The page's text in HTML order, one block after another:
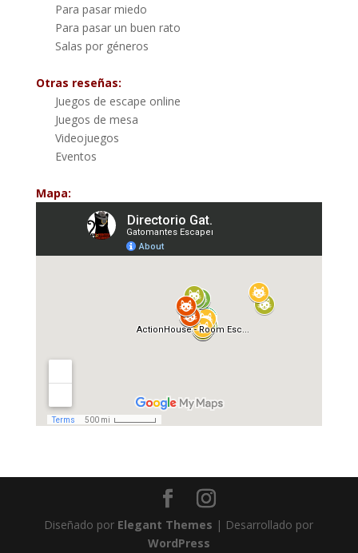
Para pasar miedo
Para pasar un buen rato
Salas por géneros
Otras reseñas:
Juegos de escape online
Juegos de mesa
Videojuegos
Eventos
Mapa:
Diseñado por Elegant Themes | Desarrollado por
WordPress